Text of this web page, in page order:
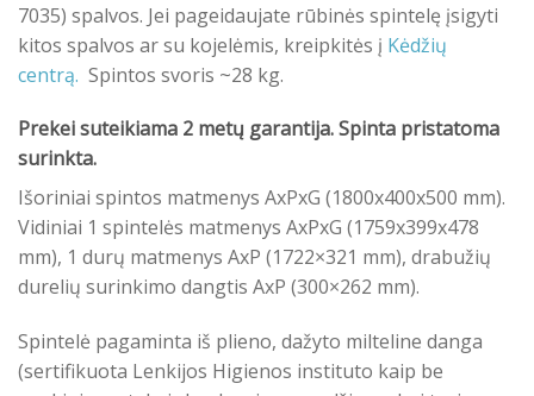
7035) spalvos. Jei pageidaujate rūbinės spintelę įsigyti
kitos spalvos ar su kojelėmis, kreipkitės į Kėdžių
centrą. Spintos svoris ~28 kg.
Prekei suteikiama 2 metų garantija. Spinta pristatoma
surinkta.
Išoriniai spintos matmenys AxPxG (1800x400x500 mm).
Vidiniai 1 spintelės matmenys AxPxG (1759x399x478
mm), 1 durų matmenys AxP (1722×321 mm), drabužių
durelių surinkimo dangtis AxP (300×262 mm).
Spintelė pagaminta iš plieno, dažyto milteline danga
(sertifikuota Lenkijos Higienos instituto kaip be